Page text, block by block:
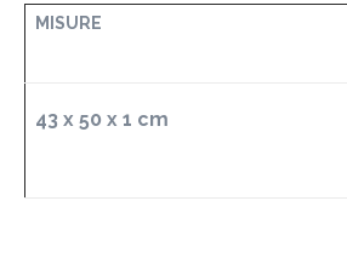
MISURE
43 x 50 x 1 cm